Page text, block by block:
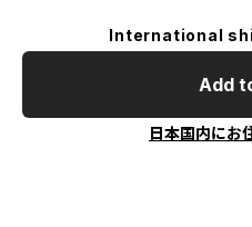
International
Add
日本国内にお